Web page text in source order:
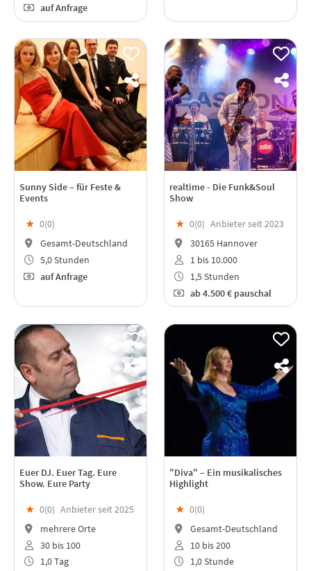
auf Anfrage
Sunny Side – für Feste &
Events
★ 0(0)
Gesamt-Deutschland
5,0 Stunden
auf Anfrage
realtime - Die Funk&Soul
Show
★ 0(0) Anbieter seit 2023
30165 Hannover
1 bis 10.000
1,5 Stunden
ab4.500 € pauschal
Euer DJ. Euer Tag. Eure
Show. Eure Party
★ 0(0) Anbieter seit 2025
mehrere Orte
30 bis 100
1,0 Tag
"Diva" – Ein musikalisches
Highlight
★ 0(0)
Gesamt-Deutschland
10 bis 200
1,0 Stunde